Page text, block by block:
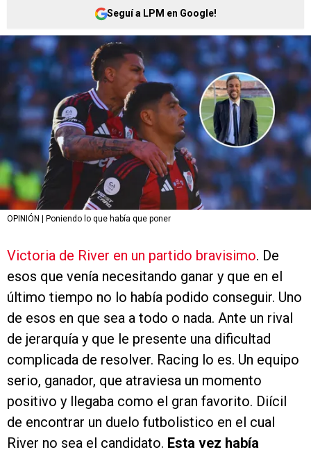
Seguí a LPM en Google!
OPINIÓN | Poniendo lo que había que poner
Victoria de River en un partido bravisimo. De
esos que venía necesitando ganar y que en el
último tiempo no lo había podido conseguir. Uno
de esos en que sea a todo o nada. Ante un rival
de jerarquía y que le presente una dificultad
complicada de resolver. Racing lo es. Un equipo
serio, ganador, que atraviesa un momento
positivo y llegaba como el gran favorito. Diícil
de encontrar un duelo futbolistico en el cual
River no sea el candidato. Esta vez había